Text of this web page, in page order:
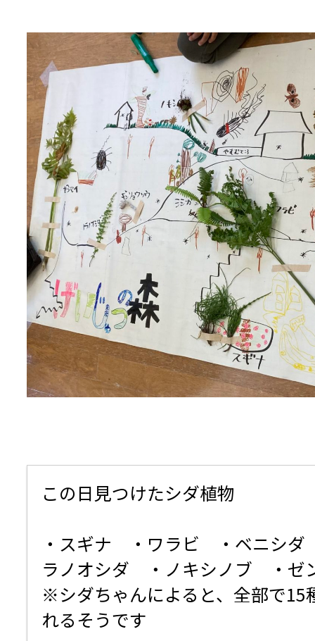
この日見つけたシダ植物
・スギナ ・ワラビ ・ベニシ
ラノオシダ ・ノキシノブ ・ゼ
※シダちゃんによると、全部で15
れるそうです